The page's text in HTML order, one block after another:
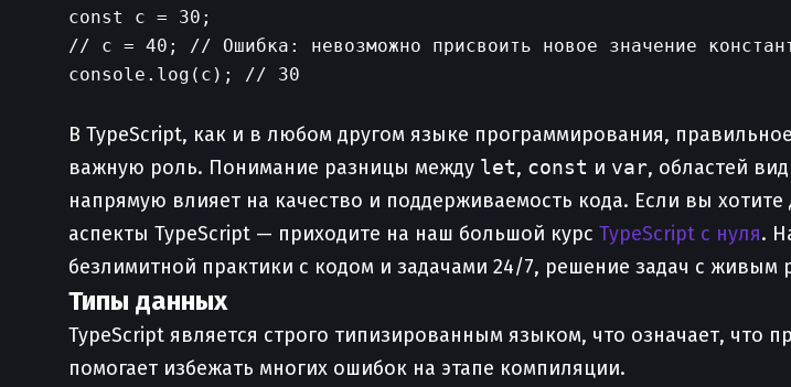
const c = 30;
// c = 40; // Ошибка: невозможно присвоить новое значение
console.log(c); // 30
В TypeScript, как и в любом другом языке программирования,
важную роль. Понимание разницы между let, const и var, областей
напрямую влияет на качество и поддерживаемость кода. Если вы
аспекты TypeScript — приходите на наш большой курс TypeScript с нуля.
безлимитной практики с кодом и задачами 24/7, решение задач с
Типы данных
TypeScript является строго типизированным языком, что означает,
помогает избежать многих ошибок на этапе компиляции.